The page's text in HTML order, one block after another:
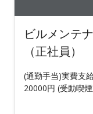
ビルメンテ
（正社員）
(通勤手当)実費支
20000円 (受動喫